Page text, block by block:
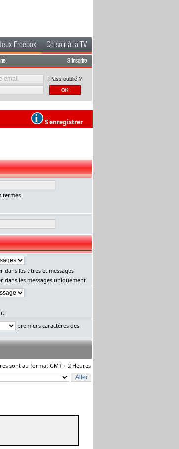
Freebox Ce soir à la TV
S'inscrire
Pass oublié ?
S'enregistrer
termes
dans les titres et messages
dans les messages uniquement
premiers caractères des
sont au format GMT + 2 Heures